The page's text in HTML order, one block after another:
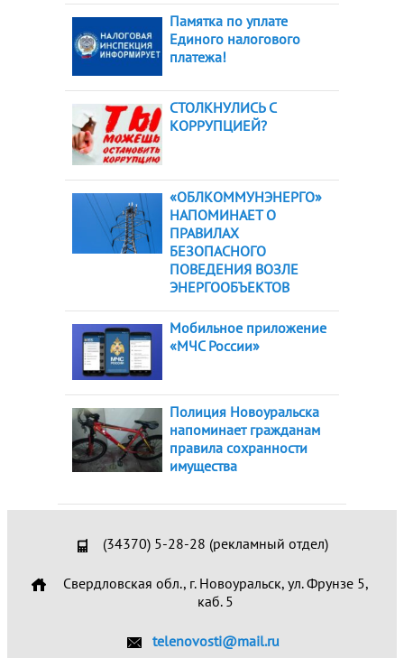
Памятка по уплате
Единого налогового
платежа!
СТОЛКНУЛИСЬ С
КОРРУПЦИЕЙ?
«ОБЛКОММУНЭНЕРГО»
НАПОМИНАЕТ О
ПРАВИЛАХ
БЕЗОПАСНОГО
ПОВЕДЕНИЯ ВОЗЛЕ
ЭНЕРГООБЪЕКТОВ
Мобильное приложение
«МЧС России»
Полиция Новоуральска
напоминает гражданам
правила сохранности
имущества
(34370) 5-28-28 (рекламный отдел)
Свердловская обл., г. Новоуральск, ул. Фрунзе 5,
каб. 5
telenovosti@mail.ru